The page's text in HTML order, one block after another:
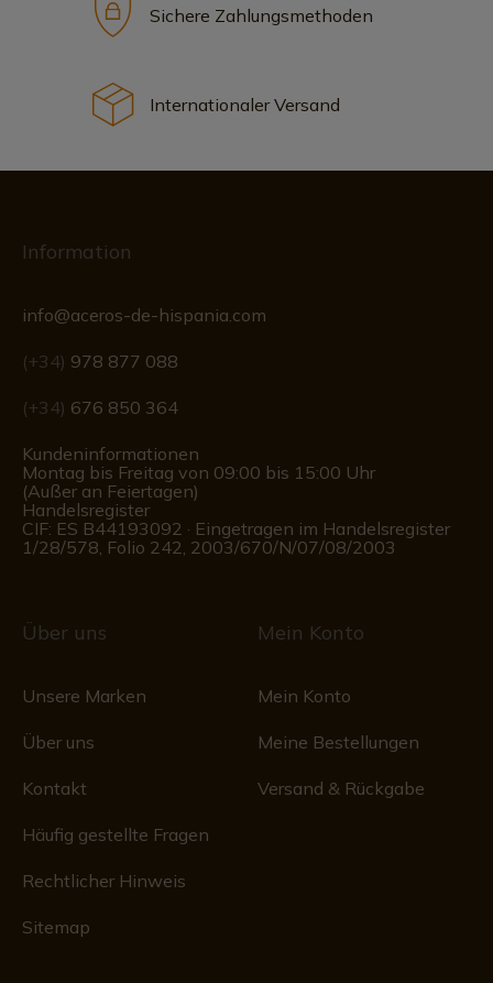
Sichere Zahlungsmethoden
Internationaler Versand
Information
info@aceros-de-hispania.com
(+34) 978 877 088
(+34) 676 850 364
Kundeninformationen
Montag bis Freitag von 09:00 bis 15:00 Uhr
(Außer an Feiertagen)
Handelsregister
CIF: ES B44193092 · Eingetragen im Handelsregister
1/28/578, Folio 242, 2003/670/N/07/08/2003
Über uns
Unsere Marken
Über uns
Kontakt
Häufig gestellte Fragen
Rechtlicher Hinweis
Sitemap
Mein Konto
Mein Konto
Meine Bestellungen
Versand & Rückgabe